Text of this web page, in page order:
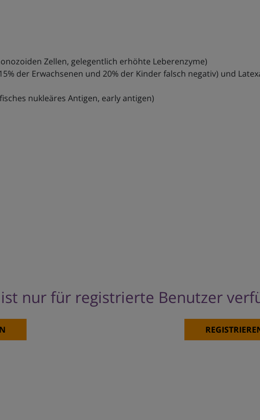
Zellen, gelegentlich erhöhte Leberenzyme)
der Erwachsenen und 20% der Kinder falsch negativ) und
nukleäres Antigen, early antigen)
nur für registrierte Benutzer